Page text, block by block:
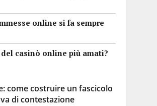
online si fa sempre
casinò online più amati?
come costruire un fascicolo
di contestazione